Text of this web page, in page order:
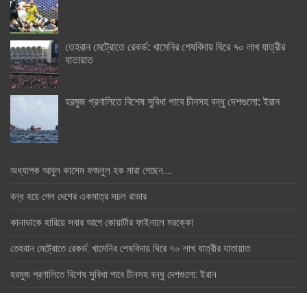
তেহরান মেট্রোতে রেকর্ড: খামেনির শেষবিদায় ঘিরে ৭০ লাখ যাত্রীর
যাতায়াত
হরমুজ প্রণালিতে বিশেষ সুবিধা পাবে চীনসহ বন্ধু দেশগুলো: ইরান
অধ্যাপক আবুল কাসেম ফজলুল হক মারা গেছেন….
বন্ধ হয়ে গেল দেশের একমাত্র সচল রাডার
কানাডাকে হারিয়ে সবার আগে কোয়ার্টার ফাইনালে মরক্কো
তেহরান মেট্রোতে রেকর্ড: খামেনির শেষবিদায় ঘিরে ৭০ লাখ যাত্রীর যাতায়াত
হরমুজ প্রণালিতে বিশেষ সুবিধা পাবে চীনসহ বন্ধু দেশগুলো: ইরান